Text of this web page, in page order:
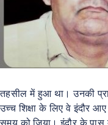
तहसील में हुआ था। उनकी
उच्च शिक्षा के लिए वे इंदौर